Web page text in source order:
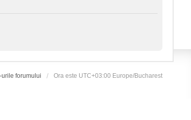
forumului Ora este UTC+03:00 Europe/Bucharest